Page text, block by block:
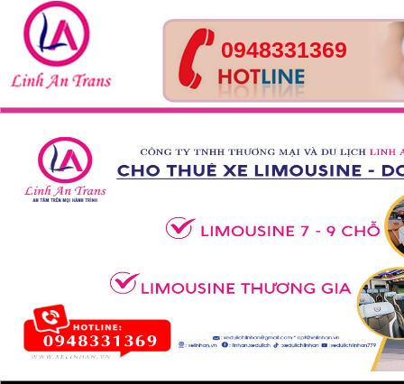
0948331369
Tour Huế- Đà Nẵng – Hội
An – 4 ngày 3 đêm